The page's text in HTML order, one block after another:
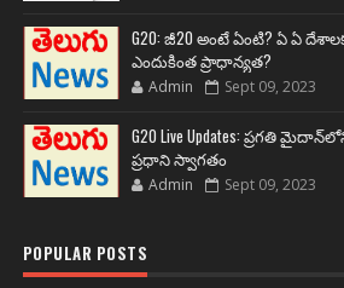
G20: జీ20 అంటే ఏంటి? ఏ ఏ
ఎందుకింత ప్రాధాన్యత?
Admin Sept 09, 2023
G20 Live Updates: ప్రగతి
ప్రధాని స్వాగతం
Admin Sept 09, 2023
POPULAR POSTS